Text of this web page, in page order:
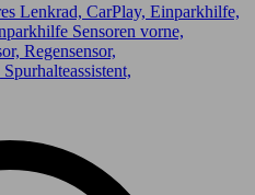
Lenkrad, CarPlay, Einparkhilfe,
Sensoren vorne,
Regensensor,